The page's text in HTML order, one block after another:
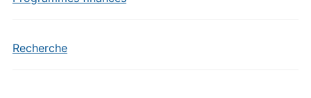
Recherche